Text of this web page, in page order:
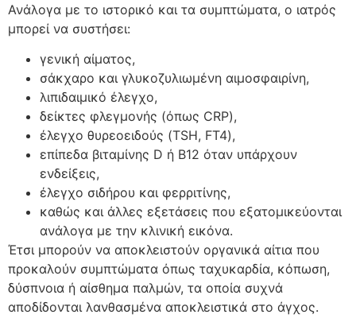
Ανάλογα με το ιστορικό και τα συμπτώματα, ο ιατρός
μπορεί να συστήσει:
γενική αίματος,
σάκχαρο και γλυκοζυλιωμένη αιμοσφαιρίνη,
λιπιδαιμικό έλεγχο,
δείκτες φλεγμονής (όπως CRP),
έλεγχο θυρεοειδούς (TSH, FT4),
επίπεδα βιταμίνης D ή Β12 όταν υπάρχουν
ενδείξεις,
έλεγχο σιδήρου και φερριτίνης,
καθώς και άλλες εξετάσεις που εξατομικεύονται
ανάλογα με την κλινική εικόνα.
Έτσι μπορούν να αποκλειστούν οργανικά αίτια που
προκαλούν συμπτώματα όπως ταχυκαρδία, κόπωση,
δύσπνοια ή αίσθημα παλμών, τα οποία συχνά
αποδίδονται λανθασμένα αποκλειστικά στο άγχος.